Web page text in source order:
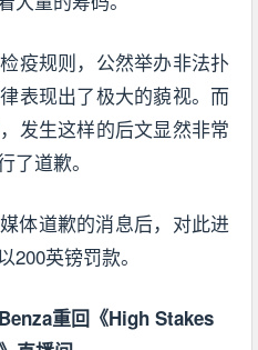
疫规则，公然举办非法扑
表现出了极大的藐视。而
发生这样的后文显然非常
了道歉。
体道歉的消息后，对此进
英镑罚款。
重回《High Stakes